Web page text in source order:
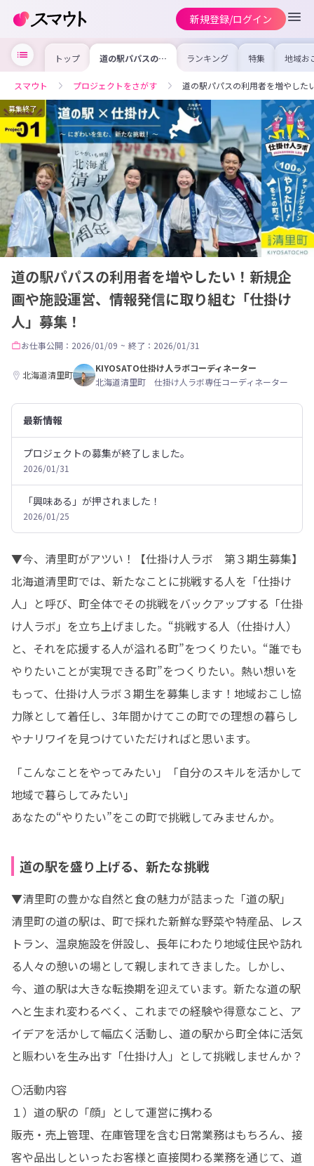
新規登録/ログイン
トップ 道の駅パパスの利
用者を増やした
設運営、情報発信
に取り組む「仕掛
け人」募集！
ランキング 特集 地域お
の求
を集め
事内容
を比較
合った
けよう
スマウト プロジェクトをさがす 道の駅パパスの利用者を増やした
募集終了
道の駅パパスの利用者を増やしたい！新規企
画や施設運営、情報発信に取り組む「仕掛け
人」募集！
お仕事公開：2026/01/09 ~ 終了：2026/01/31
北海道清里町
KIYOSATO仕掛け人ラボコーディネーター
北海道清里町 仕掛け人ラボ専任コーディネーター
最新情報
プロジェクトの募集が終了しました。
2026/01/31
「興味ある」が押されました！
2026/01/25
▼今、清里町がアツい！【仕掛け人ラボ　第３期生募集】
北海道清里町では、新たなことに挑戦する人を「仕掛け
人」と呼び、町全体でその挑戦をバックアップする「仕掛
け人ラボ」を立ち上げました。“挑戦する人（仕掛け人）
と、それを応援する人が溢れる町”をつくりたい。“誰でも
やりたいことが実現できる町”をつくりたい。熱い想いを
もって、仕掛け人ラボ３期生を募集します！地域おこし協
力隊として着任し、3年間かけてこの町での理想の暮らし
やナリワイを見つけていただければと思います。
「こんなことをやってみたい」「自分のスキルを活かして
地域で暮らしてみたい」
あなたの“やりたい”をこの町で挑戦してみませんか。
道の駅を盛り上げる、新たな挑戦
▼清里町の豊かな自然と食の魅力が詰まった「道の駅」
清里町の道の駅は、町で採れた新鮮な野菜や特産品、レス
トラン、温泉施設を併設し、長年にわたり地域住民や訪れ
る人々の憩いの場として親しまれてきました。しかし、
今、道の駅は大きな転換期を迎えています。新たな道の駅
へと生まれ変わるべく、これまでの経験や得意なこと、ア
イデアを活かして幅広く活動し、道の駅から町全体に活気
と賑わいを生み出す「仕掛け人」として挑戦しませんか？
〇活動内容
１）道の駅の「顔」として運営に携わる
販売・売上管理、在庫管理を含む日常業務はもちろん、接
客や品出しといったお客様と直接関わる業務を通じて、道